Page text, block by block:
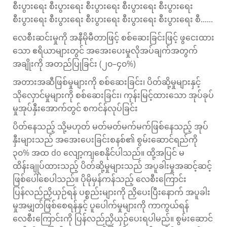
စီးပွားရေး စီးပွားရေး စီးပွားရေး စီးပွားရေး စီးပွားရေး
စီးပွားရေး စီးပွားရေး စီးပွားရေး စီးပွားရေး စီးပွားရေး စီ......
လေစီးဆင်းမှုကို အနီမိုမီတာဖြင့် စစ်ဆေးခြင်းဖြင့် ဖွငေးထား
သော ဧရိယာများတွင် အအေးပေးမှုလိုအပ်ချက်အတွက်
အချိုးကို အတည်ပြုခြင်း (၂၀–၄၀%)
အတားအဆီဖြစ်မှုများကို စစ်ဆေးခြင်း၊ ပိတ်ဆို့မှုများနှင့်
သိုလှောင်မှုများကို စစ်ဆေးခြင်း၊ ကုန်းမြင့်ထားသော အုပ်ခုပ်
မှုအုပ်နှီးအောက်တွင် စကင်န်လုပ်ခြင်း
ပိတ်နေသည့် သို့မဟုတ် မတ်မတ်မက်မက်ဖြစ်နေသည့် အုပ်
နှီးများသည် အအေးပေးခြင်းစနစ်၏ စွမ်းဆောင်ရည်ကို
၃၀% အထ do လျော့ကျစေနိုင်ပါသည်။ ထို့အပြင် မ
ထိန်းချုပ်ထားသည့် ပိတ်ဆို့မှုများသည် အပူခါးမှုအဆင့်ဆင့်
ဖြစ်ပေါ်စေပါသည်။ ပိုမိုမှန်ကန်သည့် လေစီးကြောင်း
ပြန်လည်ညှိယှဉ်ရန် ပစ္စည်းများကို ညှိပေးပြီးနောက် အပူခါး
မှုအမျှတ်ဖြစ်စေရန်နှင့် ပူပေါက်မှုများကို ကာကွယ်ရန်
လေစီးကြောင်းကို ပြန်လည်ညှိယှဉ်ပေးရပါမည်။ စွမ်းဆောင်